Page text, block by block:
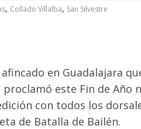
, Collado Villalba, San Silvestre
en Guadalajara
este Fin de Año
con todos los
de Batalla de Bailén.